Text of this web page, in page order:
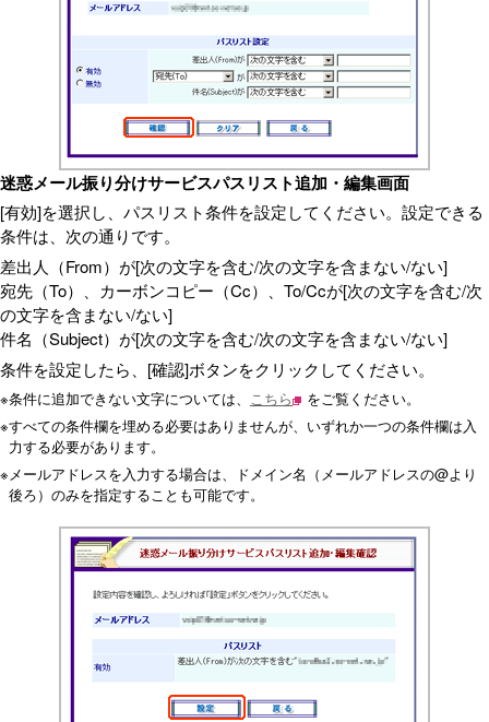
迷惑メール振り分けサービスパスリスト追加・編集画面
[有効]を選択し、パスリスト条件を設定してください。設定できる
条件は、次の通りです。
差出人（From）が[次の文字を含む/次の文字を含まない/ない]
宛先（To）、カーボンコピー（Cc）、To/Ccが[次の文字を含む/次
の文字を含まない/ない]
件名（Subject）が[次の文字を含む/次の文字を含まない/ない]
条件を設定したら、[確認]ボタンをクリックしてください。
※条件に追加できない文字については、 こちら
をご覧ください。
※すべての条件欄を埋める必要はありませんが、いずれか一つの条件欄は入
力する必要があります。
※メールアドレスを入力する場合は、ドメイン名（メールアドレスの@より
後ろ）のみを指定することも可能です。